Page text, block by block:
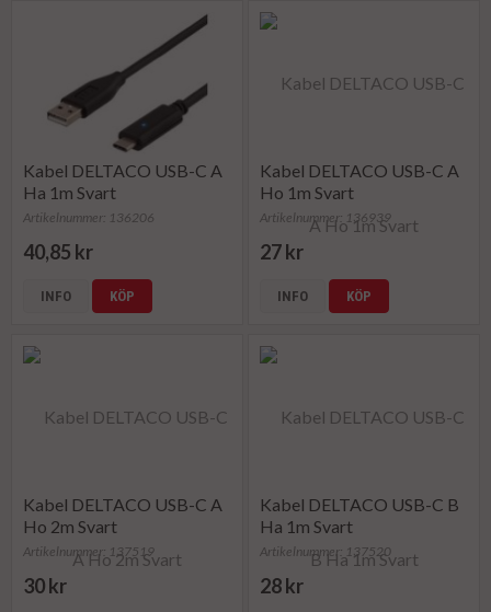
Kabel DELTACO USB-C A
Ha 1m Svart
Artikelnummer: 136206
40,85 kr
INFO KÖP
Kabel DELTACO USB-C A
Ho 1m Svart
Artikelnummer: 136939
27 kr
INFO KÖP
Kabel DELTACO USB-C A
Ho 2m Svart
Artikelnummer: 137519
30 kr
Kabel DELTACO USB-C B
Ha 1m Svart
Artikelnummer: 137520
28 kr